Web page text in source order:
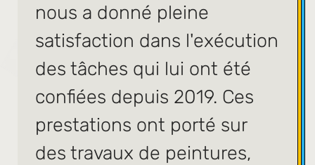
nous a donné pleine
satisfaction dans l'exécution
des tâches qui lui ont été
confiées depuis 2019. Ces
prestations ont porté sur
des travaux de peintures,